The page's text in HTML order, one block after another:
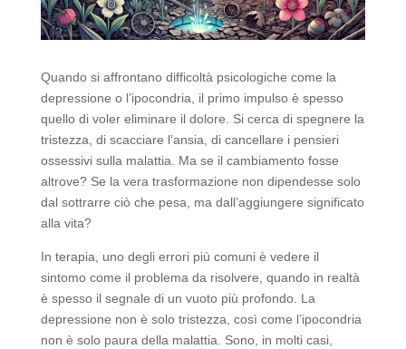
Quando si affrontano difficoltà psicologiche come la
depressione o l’ipocondria, il primo impulso è spesso
quello di voler eliminare il dolore. Si cerca di spegnere la
tristezza, di scacciare l’ansia, di cancellare i pensieri
ossessivi sulla malattia. Ma se il cambiamento fosse
altrove? Se la vera trasformazione non dipendesse solo
dal sottrarre ciò che pesa, ma dall’aggiungere significato
alla vita?
In terapia, uno degli errori più comuni è vedere il
sintomo come il problema da risolvere, quando in realtà
è spesso il segnale di un vuoto più profondo. La
depressione non è solo tristezza, così come l’ipocondria
non è solo paura della malattia. Sono, in molti casi,